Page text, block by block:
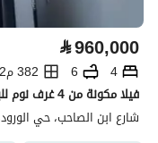
⃁960,000
4
6
382 م2
فیلا مكونة من 4 غرف نوم للبيع في الورود، منطقة الخرج، الرياض
شارع ابن الصاحب، حي